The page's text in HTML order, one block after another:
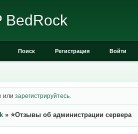
BedRock
Поиск Регистрация Войти
илизарегистрируйтесь
» ⭐Отзывы об администрации сервера